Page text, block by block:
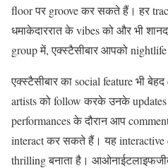
floor पर groove कर सकते हैं। हर
धमाकेदाररात के vibes को और भी
group में, एक्स्टैसीबार आपको
एक्स्टैसीबार का social feature भी
artists को follow करके उनके
performances के दौरान आप
interact कर सकते हैं। यह interactive
thrilling बनाता है।